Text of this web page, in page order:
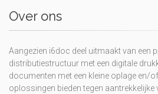
Over ons
Aangezien i6doc deel uitmaakt van een
distributiestructuur met een digitale
documenten met een kleine oplage en/
oplossingen bieden tegen aantrekkelijke